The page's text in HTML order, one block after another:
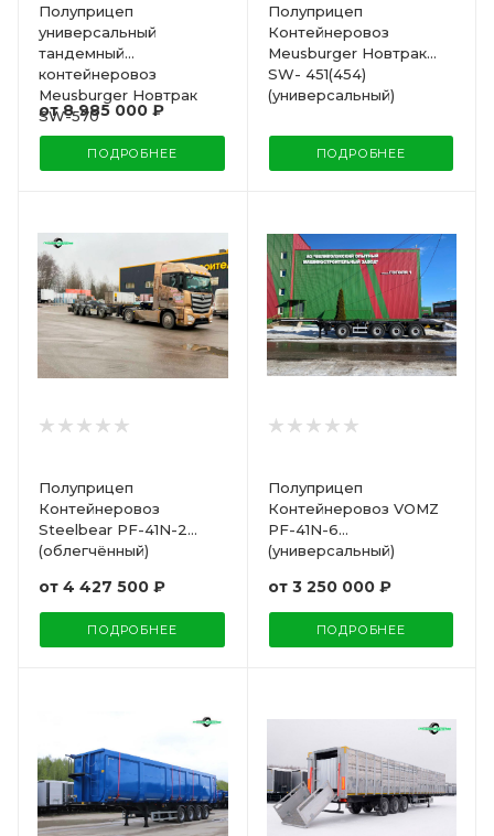
Полуприцеп
универсальный
тандемный
контейнеровоз
Meusburger Новтрак
SW-570
от8 985 000 ₽
ПОДРОБНЕЕ
Полуприцеп
Контейнеровоз
Meusburger Новтрак
SW- 451(454)
(универсальный)
ПОДРОБНЕЕ
Полуприцеп
Контейнеровоз
Steelbear PF-41N-2
(облегчённый)
от 4 427 500 ₽
ПОДРОБНЕЕ
Полуприцеп
Контейнеровоз VOMZ
PF-41N-6
(универсальный)
от 3 250 000 ₽
ПОДРОБНЕЕ